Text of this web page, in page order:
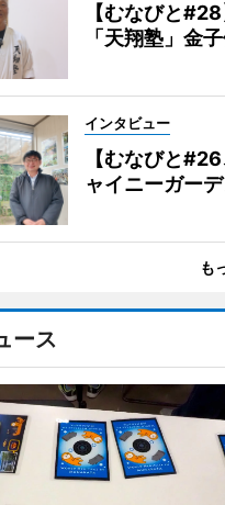
【むなびと
「天翔塾」金
インタビュー
【むなびと
ャイニーガー
も
ース